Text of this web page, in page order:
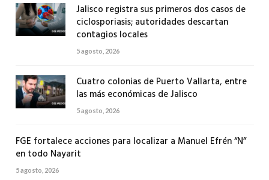
Jalisco registra sus primeros dos casos de
ciclosporiasis; autoridades descartan
contagios locales
5 agosto, 2026
Cuatro colonias de Puerto Vallarta, entre
las más económicas de Jalisco
5 agosto, 2026
FGE fortalece acciones para localizar a Manuel Efrén “N”
en todo Nayarit
5 agosto, 2026